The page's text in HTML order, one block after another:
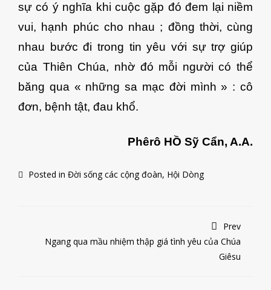
sự có ý nghĩa khi cuộc gặp đó đem lại niềm
vui, hạnh phúc cho nhau ; đồng thời, cùng
nhau bước đi trong tin yêu với sự trợ giúp
của Thiên Chúa, nhờ đó mỗi người có thể
băng qua « những sa mạc đời mình » : cô
đơn, bệnh tật, đau khổ.
Phêrô HỒ Sỹ Cẩn, A.A.
Posted in Đời sống các cộng đoàn, Hội Dòng
Prev
Ngang qua mầu nhiệm thập giá tình yêu của Chúa
Giêsu